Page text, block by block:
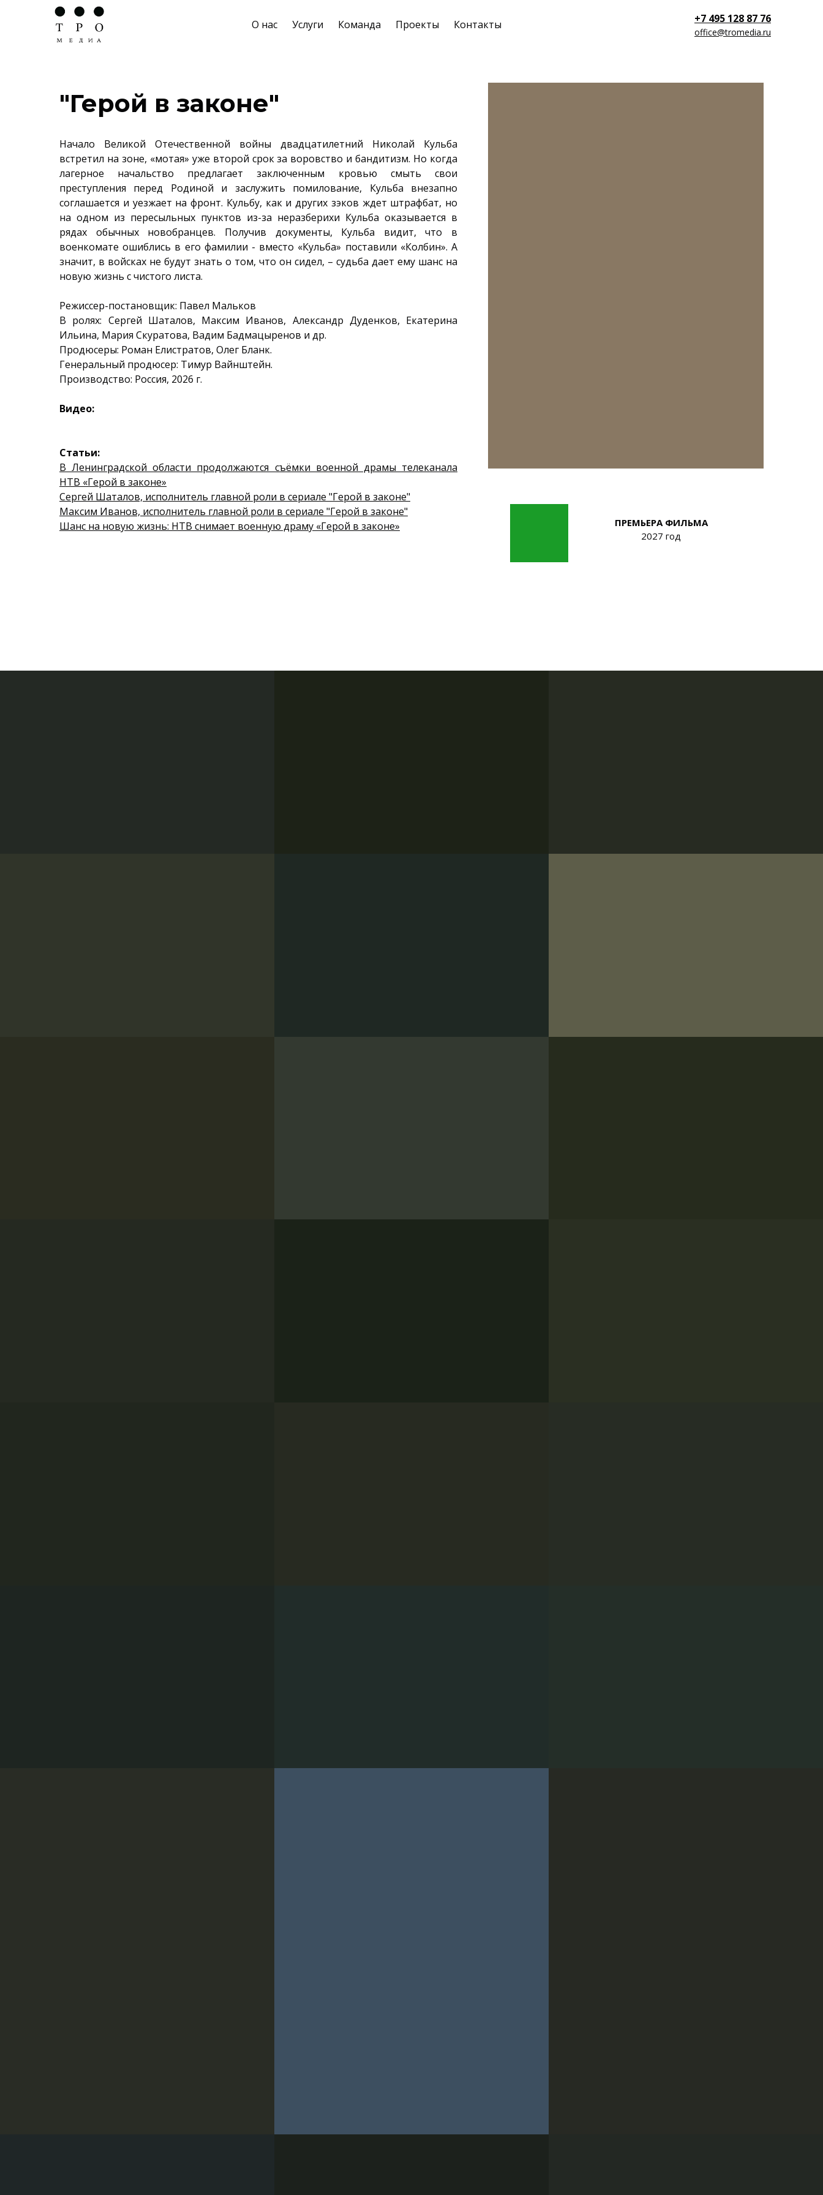
О нас Услуги Команда Проекты Контакты +7 495 128 87 76
office@tromedia.ru
"Герой в законе"
Начало Великой Отечественной войны двадцатилетний Николай Кульба
встретил на зоне, «мотая» уже второй срок за воровство и бандитизм. Но когда
лагерное начальство предлагает заключенным кровью смыть свои
преступления перед Родиной и заслужить помилование, Кульба внезапно
соглашается и уезжает на фронт. Кульбу, как и других зэков ждет штрафбат, но
на одном из пересыльных пунктов из-за неразберихи Кульба оказывается в
рядах обычных новобранцев. Получив документы, Кульба видит, что в
военкомате ошиблись в его фамилии - вместо «Кульба» поставили «Колбин». А
значит, в войсках не будут знать о том, что он сидел, – судьба дает ему шанс на
новую жизнь с чистого листа.
Режиссер-постановщик: Павел Мальков
В ролях: Сергей Шаталов, Максим Иванов, Александр Дуденков, Екатерина
Ильина, Мария Скуратова, Вадим Бадмацыренов и др.
Продюсеры: Роман Елистратов, Олег Бланк.
Генеральный продюсер: Тимур Вайнштейн.
Производство: Россия, 2026 г.
Видео:
Статьи:
В Ленинградской области продолжаются съёмки военной драмы телеканала
НТВ «Герой в законе»
Сергей Шаталов, исполнитель главной роли в сериале "Герой в законе"
Максим Иванов, исполнитель главной роли в сериале "Герой в законе"
Шанс на новую жизнь: НТВ снимает военную драму «Герой в законе»
ПРЕМЬЕРА ФИЛЬМА
2027 год